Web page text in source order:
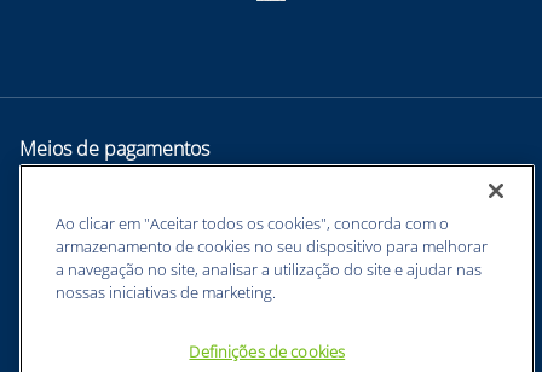
Meios de pagamentos
BUNZL EQUIPAMENTOS PARA PROTEÇÃO INDIVIDUAL. - CNPJ:
Ao clicar em "Aceitar todos os cookies", concorda com o
armazenamento de cookies no seu dispositivo para melhorar
a navegação no site, analisar a utilização do site e ajudar nas
nossas iniciativas de marketing.
Definições de cookies